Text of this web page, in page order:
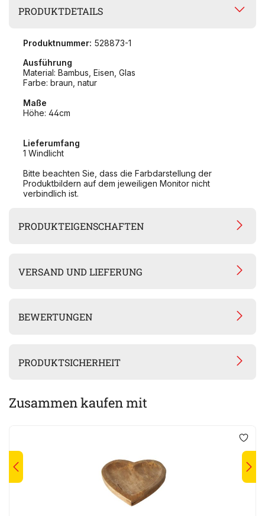
PRODUKTDETAILS
Produktnummer: 528873-1
Ausführung
Material: Bambus, Eisen, Glas
Farbe: braun, natur
Maße
Höhe: 44cm
Lieferumfang
1 Windlicht
Bitte beachten Sie, dass die Farbdarstellung der
Produktbildern auf dem jeweiligen Monitor nicht
verbindlich ist.
PRODUKTEIGENSCHAFTEN
VERSAND UND LIEFERUNG
BEWERTUNGEN
PRODUKTSICHERHEIT
Zusammen kaufen mit